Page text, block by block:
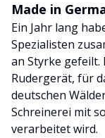
Made in
Ein Jahr lang
Spezialisten
an Styrke gefeilt.
Rudergerät, für
deutschen
Schreinerei mit
verarbeitet wird.